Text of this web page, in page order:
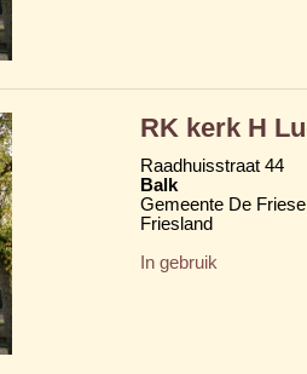
RK kerk H
Raadhuisstraat 44
Balk
Gemeente De
Friesland
In gebruik